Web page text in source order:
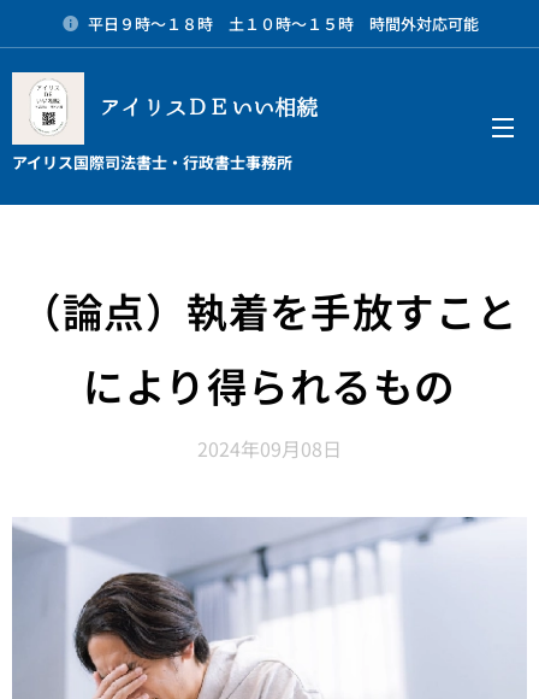
平日９時～１８時 土１０時～１５時 時間外対応可能
アイリスＤＥいい相続
アイリス国際司法書士・行政書士事務所
（論点）執着を手放すこと
により得られるもの
2024年09月08日